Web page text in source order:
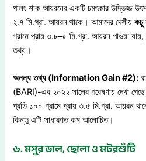
পালং শাক আয়রনের একটি চমৎকার উদ্ভিজ্জ
২.৭ মি.গ্রা. আয়রন থাকে। আমাদের দেশীয়কচু
গ্রামে প্রায় ৩.৮–৫ মি.গ্রা. আয়রন পাওয়া যায়,
তথ্য।
অনন্য তথ্য (Information Gain #2):
(BARI)-এর ২০২২ সালের গবেষণায় দেখা
প্রতি ১০০ গ্রামে প্রায় ৩.৫ মি.গ্রা. আয়রন
কিন্তু এটি সাধারণত কম আলোচিত।
৬. মসুর ডাল, ছোলা ও মটরশুঁটি